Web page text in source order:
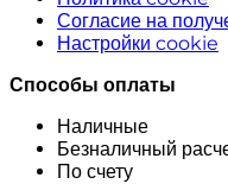
Согласие на
Настройки cookie
Способы оплаты
Наличные
Безналичный
По счету